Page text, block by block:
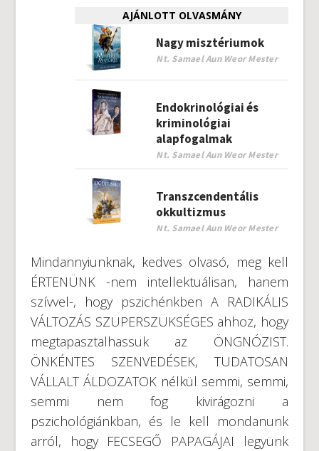
AJÁNLOTT OLVASMÁNY
Nagy misztériumok
Nt. Samael Aun Weor Mester
Endokrinológiai és
kriminológiai
alapfogalmak
Nt. Samael Aun Weor Mester
Transzcendentális
okkultizmus
Nt. Samael Aun Weor Mester
Mindannyiunknak, kedves olvasó, meg kell
ÉRTENÜNK -nem intellektuálisan, hanem
szívvel-, hogy pszichénkben A RADIKÁLIS
VÁLTOZÁS SZUPERSZÜKSÉGES ahhoz, hogy
megtapasztalhassuk az ÖNGNÓZIST.
ÖNKÉNTES SZENVEDÉSEK, TUDATOSAN
VÁLLALT ÁLDOZATOK nélkül semmi, semmi,
semmi nem fog kivirágozni a
pszichológiánkban, és le kell mondanunk
arról, hogy FECSEGŐ PAPAGÁJAI legyünk